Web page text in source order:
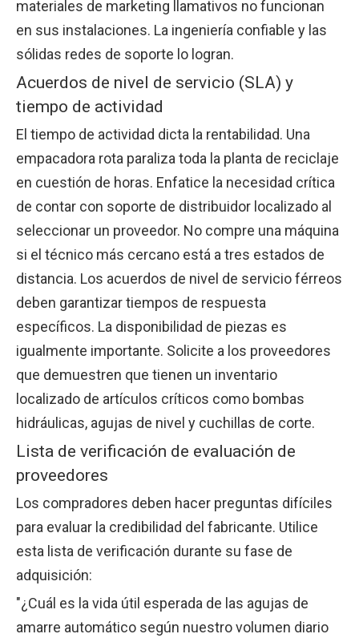
materiales de marketing llamativos no funcionan
en sus instalaciones. La ingeniería confiable y las
sólidas redes de soporte lo logran.
Acuerdos de nivel de servicio (SLA) y
tiempo de actividad
El tiempo de actividad dicta la rentabilidad. Una
empacadora rota paraliza toda la planta de reciclaje
en cuestión de horas. Enfatice la necesidad crítica
de contar con soporte de distribuidor localizado al
seleccionar un proveedor. No compre una máquina
si el técnico más cercano está a tres estados de
distancia. Los acuerdos de nivel de servicio férreos
deben garantizar tiempos de respuesta
específicos. La disponibilidad de piezas es
igualmente importante. Solicite a los proveedores
que demuestren que tienen un inventario
localizado de artículos críticos como bombas
hidráulicas, agujas de nivel y cuchillas de corte.
Lista de verificación de evaluación de
proveedores
Los compradores deben hacer preguntas difíciles
para evaluar la credibilidad del fabricante. Utilice
esta lista de verificación durante su fase de
adquisición:
"¿Cuál es la vida útil esperada de las agujas de
amarre automático según nuestro volumen diario